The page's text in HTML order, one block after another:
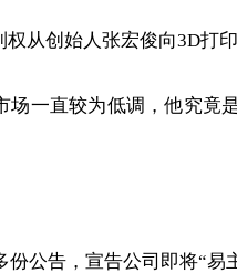
从创始人张宏俊向3D打
场一直较为低调，他究竟
公告，宣告公司即将“易